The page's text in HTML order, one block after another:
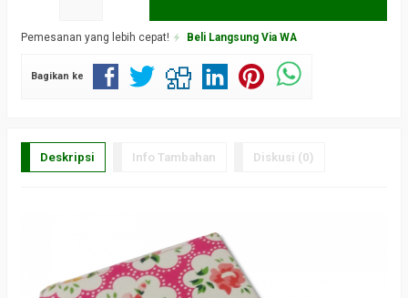
Pemesanan yang lebih cepat! Beli Langsung Via WA
Bagikan ke
Deskripsi Info Tambahan Diskusi (0)